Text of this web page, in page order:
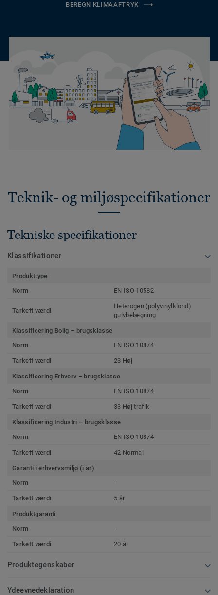
BEREGN KLIMAAFTRYK
Teknik- og miljøspecifikationer
Tekniske specifikationer
Klassifikationer
Produkttype
Norm
EN ISO 10582
Tarkett værdi
Heterogen (polyvinylklorid)
gulvbelægning
Klassificering Bolig – brugsklasse
Norm
EN ISO 10874
Tarkett værdi 23 Høj
Klassificering Erhverv – brugsklasse
Norm
EN ISO 10874
Tarkett værdi 33 Høj trafik
Klassificering Industri – brugsklasse
Norm
EN ISO 10874
Tarkett værdi 42 Normal
Garanti i erhvervsmiljø (i år)
Norm
-
Tarkett værdi 5 år
Produktgaranti
Norm
-
Tarkett værdi 20 år
Produktegenskaber
Ydeevnedeklaration